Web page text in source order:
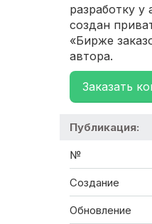
разработку у
создан
«Бирже
автора.
Заказать
Публикация:
№
Создание
Обновление